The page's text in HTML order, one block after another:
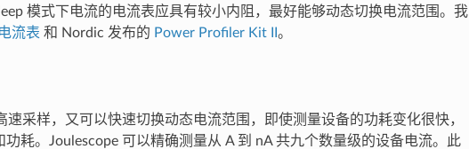
模式下电流的电流表应具有较小内阻，最好能够动态切换电流范围。我
流表 和 Nordic 发布的 Power Profiler Kit II 。
速采样，又可以快速切换动态电流范围，即使测量设备的功耗变化很快，
耗。Joulescope 可以精确测量从 A 到 nA 共九个数量级的设备电流。此